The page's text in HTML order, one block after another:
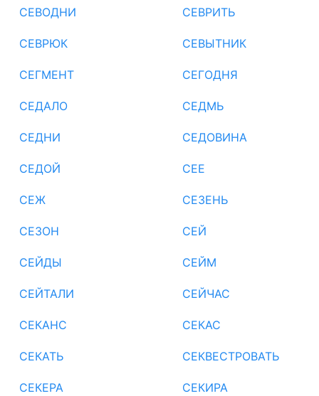
СЕВОДНИ СЕВРИТЬ
СЕВРЮК СЕВЫТНИК
СЕГМЕНТ СЕГОДНЯ
СЕДАЛО СЕДМЬ
СЕДНИ СЕДОВИНА
СЕДОЙ СЕЕ
СЕЖ СЕЗЕНЬ
СЕЗОН СЕЙ
СЕЙДЫ СЕЙМ
СЕЙТАЛИ СЕЙЧАС
СЕКАНС СЕКАС
СЕКАТЬ СЕКВЕСТРОВАТЬ
СЕКЕРА СЕКИРА